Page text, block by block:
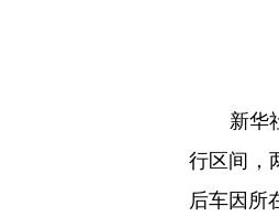
新华社
行区间，
后车因所